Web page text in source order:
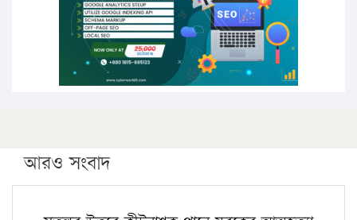
ফরিদগঞ্জে আগুনে পুড়লো ৬ ব্যবসা প্রতিষ্ঠান
আরও সংবাদ